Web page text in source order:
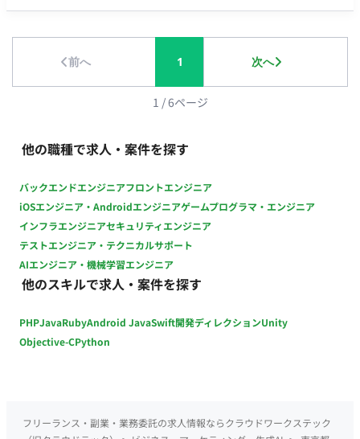
画などのドキュメンテーション ・オブジェクト構造を踏まえ
ャンペーン、リード、レポートなど） ・Account
Engagement（旧Pardot）の操作・実装経験 ■推奨スキル ・
ドキュメント作成・引き継ぎ資料の作成スキル ・JavaScript
基本知識（特にWeb→MA→CRM） 【備考】 ・フルリモート ・
週3日以上
前へ 1 次へ
1 /6ページ
他の職種で求人・案件を探す
バックエンドエンジニアフロントエンジニア
iOSエンジニア・Androidエンジニアゲームプログラマ・エンジニア
インフラエンジニアセキュリティエンジニア
テストエンジニア・テクニカルサポート
AIエンジニア・機械学習エンジニア
他のスキルで求人・案件を探す
PHPJavaRubyAndroid JavaSwift開発ディレクションUnity
Objective-CPython
フリーランス・副業・業務委託の求人情報ならクラウドワークステック